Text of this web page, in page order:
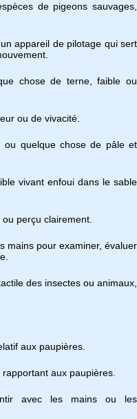
de pigeons sauvages,
appareil de pilotage qui sert
chose de terne, faible ou
ou de vivacité.
ou quelque chose de pâle et
vivant enfoui dans le sable
perçu clairement.
mains pour examiner, évaluer
des insectes ou animaux,
aux paupières.
aux paupières.
avec les mains ou les